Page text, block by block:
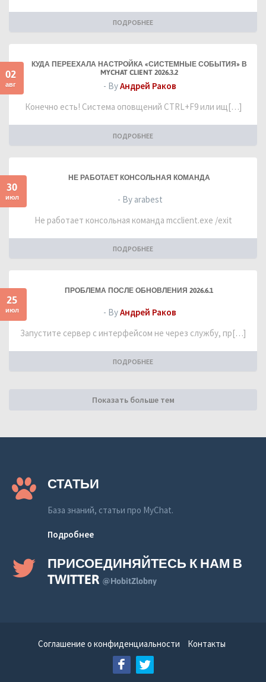
ПОДРОБНЕЕ
02
авг
КУДА ПЕРЕЕХАЛА НАСТРОЙКА «СИСТЕМНЫЕ СОБЫТИЯ» В
MYCHAT CLIENT 2026.3.2
- ByАндрей Раков
Конечно есть! Система оповщений CTRL+F9 или ищ[…]
ПОДРОБНЕЕ
30
июл
НЕ РАБОТАЕТ КОНСОЛЬНАЯ КОМАНДА
- By arabest
Не работает консольная команда mcclient.exe /exit
ПОДРОБНЕЕ
25
июл
ПРОБЛЕМА ПОСЛЕ ОБНОВЛЕНИЯ 2026.6.1
- ByАндрей Раков
Запустите сервер с интерфейсом не через службу, пр[…]
ПОДРОБНЕЕ
Показать больше тем
СТАТЬИ
База знаний, статьи про MyChat.
Подробнее
ПРИСОЕДИНЯЙТЕСЬ К НАМ В
TWITTER @HobitZlobny
Соглашение о конфиденциальности Контакты